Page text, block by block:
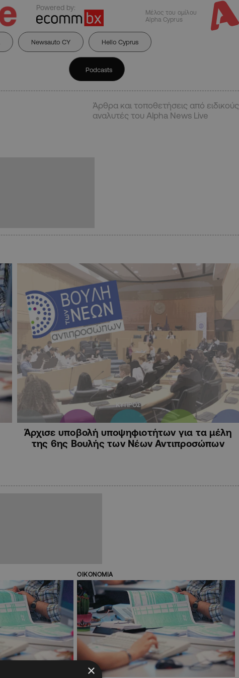
Powered by:
Μέλος του ομίλου
Alpha Cyprus
Newsauto CY Hello Cyprus
Podcasts
Άρθρα και τοποθετήσεις από ειδικούς
αναλυτές του Alpha News Live
ΚΥΠΡΟΣ
Άρχισε υποβολή υποψηφιοτήτων για τα μέλη
της 6ης Βουλής των Νέων Αντιπροσώπων
ΟΙΚΟΝΟΜΙΑ
×